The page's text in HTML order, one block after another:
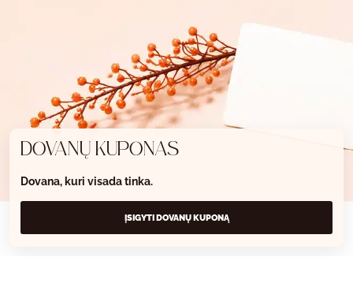
DOVANŲ KUPONAS
Dovana, kuri visada tinka.
ĮSIGYTI DOVANŲ KUPONĄ